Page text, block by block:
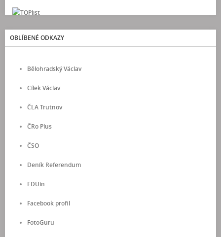
OBLÍBENÉ ODKAZY
Bělohradský Václav
Cílek Václav
ČLA Trutnov
ČRo Plus
ČSO
Deník Referendum
EDUin
Facebook profil
FotoGuru